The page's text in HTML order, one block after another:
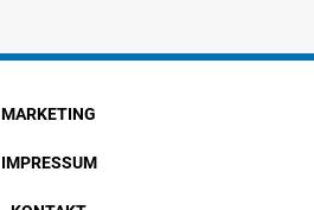
MARKETING
IMPRESSUM